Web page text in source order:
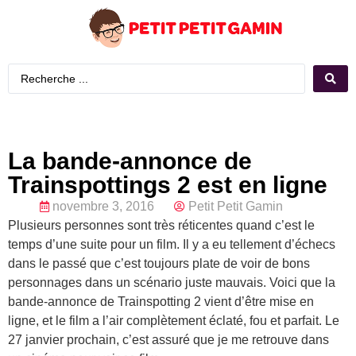
La bande-annonce de
Trainspottings 2 est en ligne
novembre 3, 2016
Petit Petit Gamin
Plusieurs personnes sont très réticentes quand c’est le
temps d’une suite pour un film. Il y a eu tellement d’échecs
dans le passé que c’est toujours plate de voir de bons
personnages dans un scénario juste mauvais. Voici que la
bande-annonce de Trainspotting 2 vient d’être mise en
ligne, et le film a l’air complètement éclaté, fou et parfait. Le
27 janvier prochain, c’est assuré que je me retrouve dans